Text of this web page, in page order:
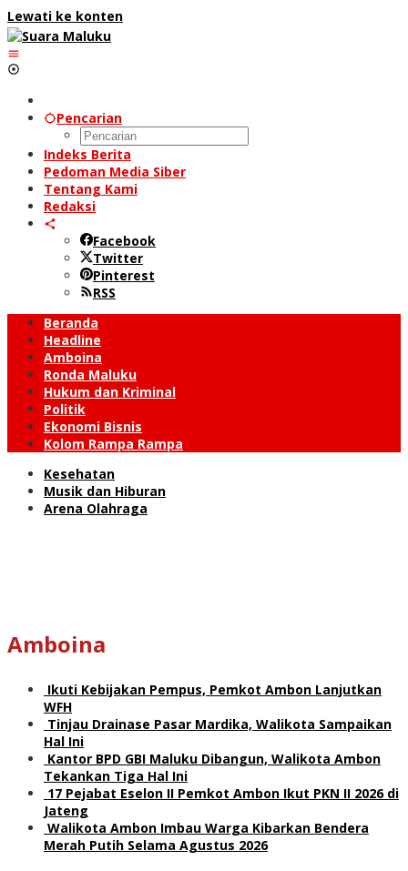
Lewati ke konten
Pencarian
Indeks Berita
Pedoman Media Siber
Tentang Kami
Redaksi
Facebook
Twitter
Pinterest
RSS
Beranda
Headline
Amboina
Ronda Maluku
Hukum dan Kriminal
Politik
Ekonomi Bisnis
Kolom Rampa Rampa
Kesehatan
Musik dan Hiburan
Arena Olahraga
Amboina
Ikuti Kebijakan Pempus, Pemkot Ambon Lanjutkan
WFH
Tinjau Drainase Pasar Mardika, Walikota Sampaikan
Hal Ini
Kantor BPD GBI Maluku Dibangun, Walikota Ambon
Tekankan Tiga Hal Ini
17 Pejabat Eselon II Pemkot Ambon Ikut PKN II 2026 di
Jateng
Walikota Ambon Imbau Warga Kibarkan Bendera
Merah Putih Selama Agustus 2026